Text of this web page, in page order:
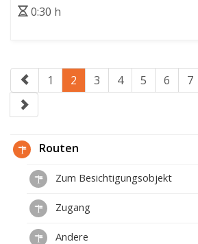
0:30 h
1 2 3 4 5 6 7
Routen
Zum Besichtigungsobjekt
Zugang
Andere